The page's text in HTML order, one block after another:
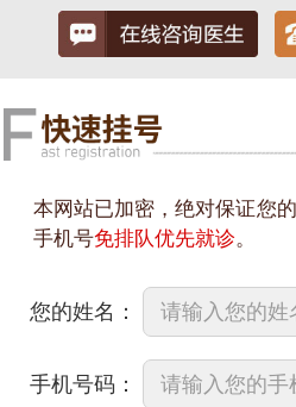
本网站已加密，绝对保证您
手机号免排队优先就诊。
您的姓名：
手机号码：